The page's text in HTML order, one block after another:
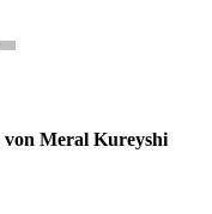
Meral Kureyshi